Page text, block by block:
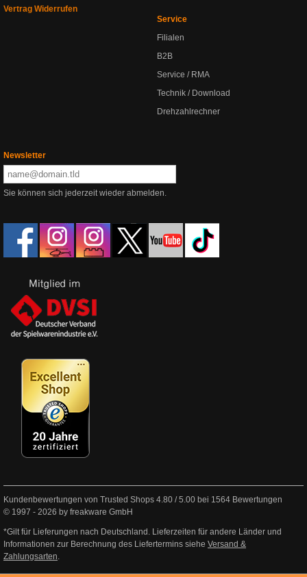
Vertrag Widerrufen
Service
Filialen
B2B
Service / RMA
Technik / Download
Drehzahlrechner
Newsletter
Sie können sich jederzeit wieder abmelden.
Kundenbewertungen von Trusted Shops 4.80 /5.00 bei 1564 Bewertungen
© 1997 - 2026 by freakware GmbH
*Gilt für Lieferungen nach Deutschland. Lieferzeiten für andere Länder und
Informationen zur Berechnung des Liefertermins siehe Versand &
Zahlungsarten.